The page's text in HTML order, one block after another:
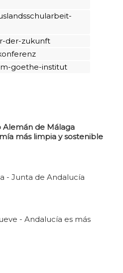
de Málaga
más limpia y sostenible